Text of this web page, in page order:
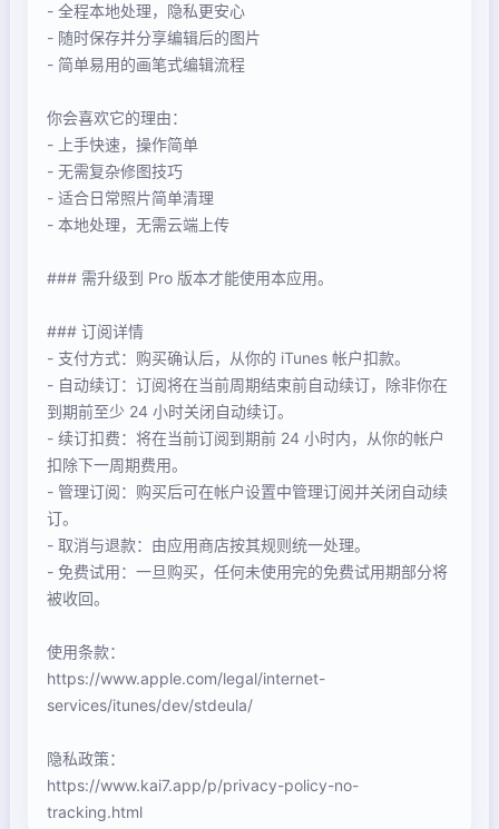
- 全程本地处理，隐私更安心
- 随时保存并分享编辑后的图片
- 简单易用的画笔式编辑流程
你会喜欢它的理由：
- 上手快速，操作简单
- 无需复杂修图技巧
- 适合日常照片简单清理
- 本地处理，无需云端上传
### 需升级到 Pro 版本才能使用本应用。
### 订阅详情
- 支付方式：购买确认后，从你的 iTunes 帐户扣款。
- 自动续订：订阅将在当前周期结束前自动续订，除非你在
到期前至少 24 小时关闭自动续订。
- 续订扣费：将在当前订阅到期前 24 小时内，从你的帐户
扣除下一周期费用。
- 管理订阅：购买后可在帐户设置中管理订阅并关闭自动续
订。
- 取消与退款：由应用商店按其规则统一处理。
- 免费试用：一旦购买，任何未使用完的免费试用期部分将
被收回。
使用条款：
https://www.apple.com/legal/internet-
services/itunes/dev/stdeula/
隐私政策：
https://www.kai7.app/p/privacy-policy-no-
tracking.html